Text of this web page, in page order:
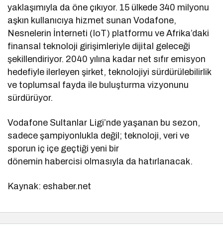
yaklaşımıyla da öne çıkıyor. 15 ülkede 340 milyonu
aşkın kullanıcıya hizmet sunan Vodafone,
Nesnelerin İnterneti (IoT) platformu ve Afrika’daki
finansal teknoloji girişimleriyle dijital geleceği
şekillendiriyor. 2040 yılına kadar net sıfır emisyon
hedefiyle ilerleyen şirket, teknolojiyi sürdürülebilirlik
ve toplumsal fayda ile buluşturma vizyonunu
sürdürüyor.
Vodafone Sultanlar Ligi’nde yaşanan bu sezon,
sadece şampiyonlukla değil; teknoloji, veri ve
sporun iç içe geçtiği yeni bir
dönemin habercisi olmasıyla da hatırlanacak.
Kaynak: eshaber.net